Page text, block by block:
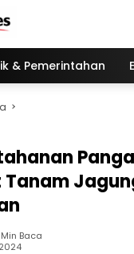
& Pemerintahan
Tanam
Baca